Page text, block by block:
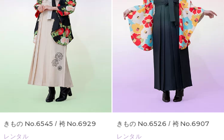
きもの No.6545 / 袴 No.6929
レンタル
きもの No.6526 / 袴 No.6907
レンタル